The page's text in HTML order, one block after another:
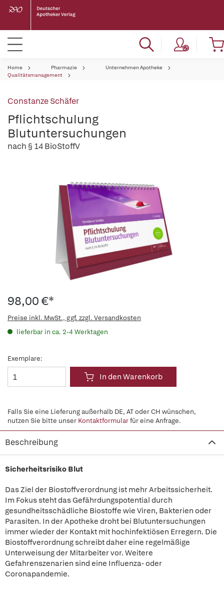
Home Pharmazie
Unternehmen Apotheke
Qualitätsmanagement
Constanze Schäfer
Pflichtschulung
Blutuntersuchungen
nach § 14 BioStoffV
98,00 €*
Preise inkl. MwSt., ggf. zzgl. Versandkosten
lieferbar in ca. 2-4 Werktagen
Exemplare:
In den Warenkorb
Falls Sie eine Lieferung außerhalb DE, AT oder CH wünschen,
nutzen Sie bitte unser Kontaktformularfür eine Anfrage.
Beschreibung
Sicherheitsrisiko Blut
Das Ziel der Biostoffverordnung ist mehr Arbeitssicherheit.
Im Fokus steht das Gefährdungspotential durch
gesundheitsschädliche Biostoffe wie Viren, Bakterien oder
Parasiten. In der Apotheke droht bei Blutuntersuchungen
immer wieder der Kontakt mit hochinfektiösen Erregern. Die
Biostoffverordnung schreibt daher eine regelmäßige
Unterweisung der Mitarbeiter vor. Weitere
Gefahrenszenarien sind eine Influenza- oder
Coronapandemie.